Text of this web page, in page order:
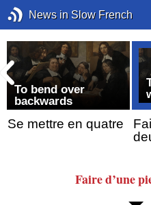
News in Slow French
To bend over
backwards
Se mettre en quatre
Faired’une